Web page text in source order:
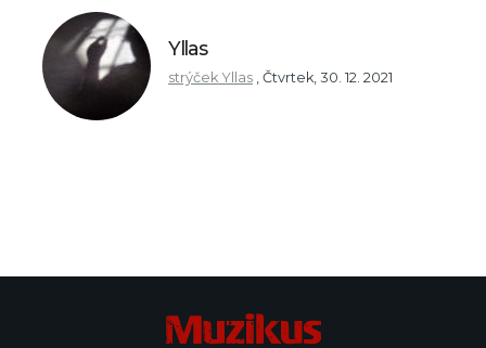
Yllas
strýček Yllas , Čtvrtek, 30. 12. 2021